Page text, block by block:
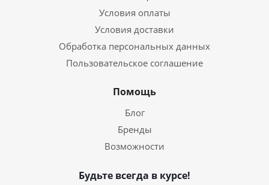
Условия оплаты
Условия доставки
Обработка персональных данных
Пользовательское соглашение
Помощь
Блог
Бренды
Возможности
Будьте всегда в курсе!